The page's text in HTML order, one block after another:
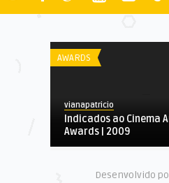
AWARDS
vianapatricio
Indicados ao Cinema
Awards | 2009
Desenvolvido